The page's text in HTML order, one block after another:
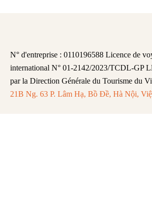
N° d'entreprise : 0110196588 Licence de
international N° 01-2142/2023/TCDL-GP
par la Direction Générale du Tourisme du
21B Ng. 63 P. Lâm Hạ, Bồ Đề, Hà Nội,